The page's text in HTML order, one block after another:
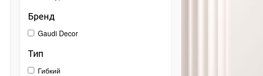
Бренд
Gaudi Decor
Тип
Гибкий